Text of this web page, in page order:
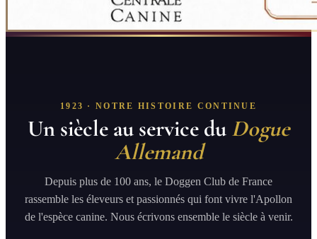
1923 · NOTRE HISTOIRE CONTINUE
Un siècle au service du Dogue
Allemand
Depuis plus de 100 ans, le Doggen Club de France
rassemble les éleveurs et passionnés qui font vivre l'Apollon
de l'espèce canine. Nous écrivons ensemble le siècle à venir.